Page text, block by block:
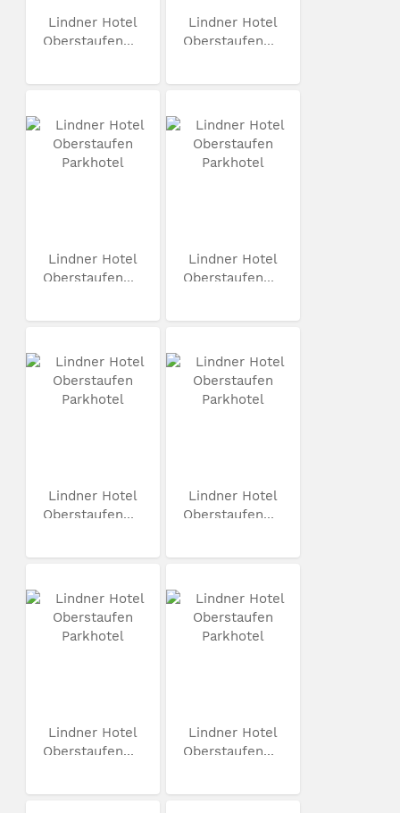
Lindner Hotel
Oberstaufen...
Lindner Hotel
Oberstaufen...
Lindner Hotel
Oberstaufen...
Lindner Hotel
Oberstaufen...
Lindner Hotel
Oberstaufen...
Lindner Hotel
Oberstaufen...
Lindner Hotel
Oberstaufen...
Lindner Hotel
Oberstaufen...